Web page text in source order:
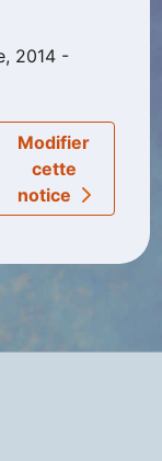
2014 -
Modifier
cette
notice